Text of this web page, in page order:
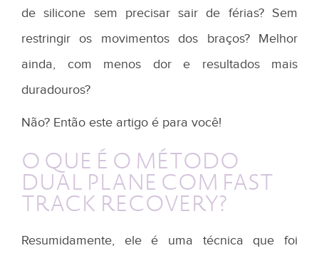
de silicone sem precisar sair de férias? Sem
restringir os movimentos dos braços? Melhor
ainda, com menos dor e resultados mais
duradouros?
Não? Então este artigo é para você!
O QUE É O MÉTODO
DUAL PLANE COM FAST
TRACK RECOVERY?
Resumidamente, ele é uma técnica que foi